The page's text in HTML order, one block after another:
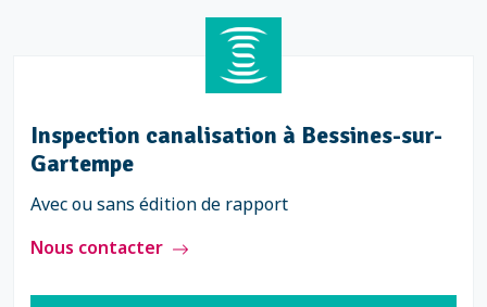
Inspection canalisation à Bessines-sur-
Gartempe
Avec ou sans édition de rapport
Nous contacter